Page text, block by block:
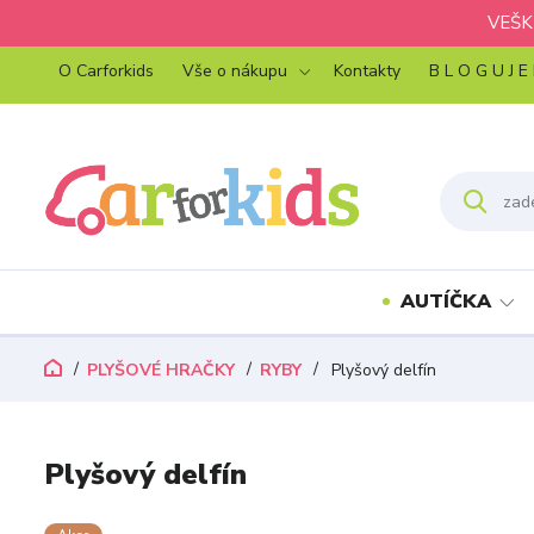
O Carforkids Vše o nákupu Kontakty B L O G U J E
AUTÍČKA
PLYŠOVÉ HRAČKY RYBY Plyšový delfín
Plyšový delfín